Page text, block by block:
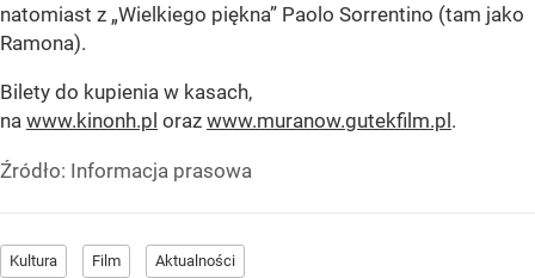
natomiast z „Wielkiego piękna” Paolo Sorrentino (tam jako
Ramona).
Bilety do kupienia w kasach,
na www.kinonh.pl oraz www.muranow.gutekfilm.pl .
Źródło: Informacja prasowa
Kultura Film Aktualności